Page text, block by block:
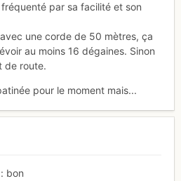
par sa facilité et son
une corde de 50 mètres, ça
au moins 16 dégaines. Sinon
de route.
pour le moment mais...
bon